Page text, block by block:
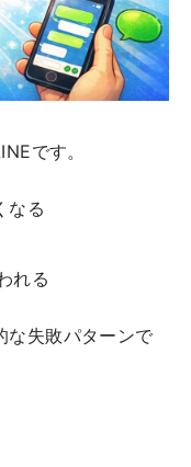
です。
なる
れる
な失敗パターンで